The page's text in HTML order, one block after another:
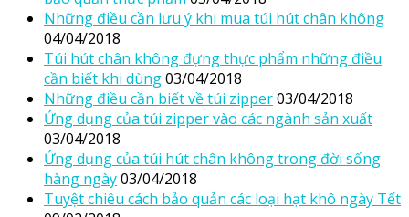
Những điều cần lưu ý khi mua túi hút chân không
04/04/2018
Túi hút chân không đựng thực phẩm những điều
cần biết khi dùng03/04/2018
Những điều cần biết về túi zipper03/04/2018
Ứng dụng của túi zipper vào các ngành sản xuất
03/04/2018
Ứng dụng của túi hút chân không trong đời sống
hàng ngày03/04/2018
Tuyệt chiêu cách bảo quản các loại hạt khô ngày Tết